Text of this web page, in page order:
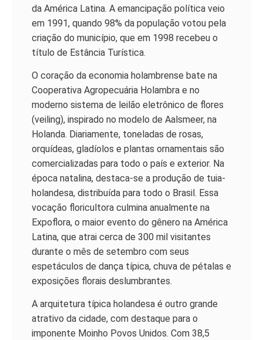
da América Latina. A emancipação política veio
em 1991, quando 98% da população votou pela
criação do município, que em 1998 recebeu o
título de Estância Turística.
O coração da economia holambrense bate na
Cooperativa Agropecuária Holambra e no
moderno sistema de leilão eletrônico de flores
(veiling), inspirado no modelo de Aalsmeer, na
Holanda. Diariamente, toneladas de rosas,
orquídeas, gladíolos e plantas ornamentais são
comercializadas para todo o país e exterior. Na
época natalina, destaca-se a produção de tuia-
holandesa, distribuída para todo o Brasil. Essa
vocação floricultora culmina anualmente na
Expoflora, o maior evento do gênero na América
Latina, que atrai cerca de 300 mil visitantes
durante o mês de setembro com seus
espetáculos de dança típica, chuva de pétalas e
exposições florais deslumbrantes.
A arquitetura típica holandesa é outro grande
atrativo da cidade, com destaque para o
imponente Moinho Povos Unidos. Com 38,5